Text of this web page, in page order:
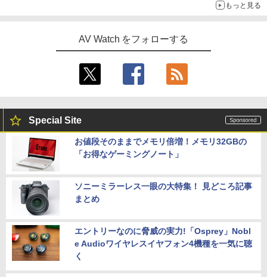
もっと見る
AV Watch をフォローする
Special Site
お値段そのままでメモリ倍増！メモリ32GBの
「お得なゲーミングノート」
ソニーミラーレス一眼の大特集！ 見どころ記事
まとめ
エントリーなのに脅威の実力!「Osprey」Nobl
e Audioワイヤレスイヤフォン4機種を一気に聴
く